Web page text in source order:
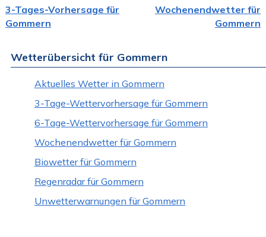
3-Tages-Vorhersage für
Gommern
Wochenendwetter für
Gommern
Wetterübersicht für Gommern
Aktuelles Wetter in Gommern
3-Tage-Wettervorhersage für Gommern
6-Tage-Wettervorhersage für Gommern
Wochenendwetter für Gommern
Biowetter für Gommern
Regenradar für Gommern
Unwetterwarnungen für Gommern